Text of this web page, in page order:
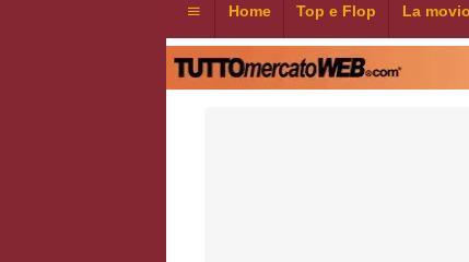
Home Top e Flop La